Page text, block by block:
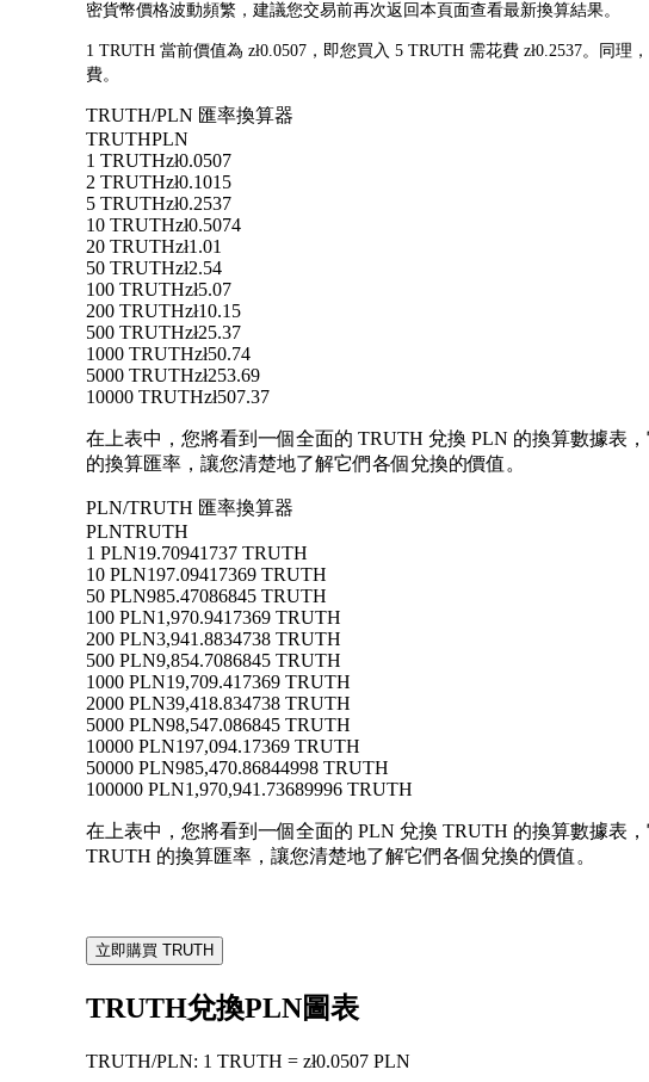
密貨幣價格波動頻繁，建議您交易前再次返回本頁面查看最新換算結果。
1 TRUTH 當前價值為 zł0.0507，即您買入 5 TRUTH 需花費 zł0.2537。同
費。
TRUTH/PLN 匯率換算器
TRUTHPLN
1 TRUTHzł0.0507
2 TRUTHzł0.1015
5 TRUTHzł0.2537
10 TRUTHzł0.5074
20 TRUTHzł1.01
50 TRUTHzł2.54
100 TRUTHzł5.07
200 TRUTHzł10.15
500 TRUTHzł25.37
1000 TRUTHzł50.74
5000 TRUTHzł253.69
10000 TRUTHzł507.37
在上表中，您將看到一個全面的 TRUTH 兌換 PLN 的換算數據表
的換算匯率，讓您清楚地了解它們各個兌換的價值。
PLN/TRUTH 匯率換算器
PLNTRUTH
1 PLN19.70941737 TRUTH
10 PLN197.09417369 TRUTH
50 PLN985.47086845 TRUTH
100 PLN1,970.9417369 TRUTH
200 PLN3,941.8834738 TRUTH
500 PLN9,854.7086845 TRUTH
1000 PLN19,709.417369 TRUTH
2000 PLN39,418.834738 TRUTH
5000 PLN98,547.086845 TRUTH
10000 PLN197,094.17369 TRUTH
50000 PLN985,470.86844998 TRUTH
100000 PLN1,970,941.73689996 TRUTH
在上表中，您將看到一個全面的 PLN 兌換 TRUTH 的換算數據表
TRUTH 的換算匯率，讓您清楚地了解它們各個兌換的價值。
立即購買 TRUTH
TRUTH兌換PLN圖表
TRUTH/PLN: 1 TRUTH = zł0.0507 PLN